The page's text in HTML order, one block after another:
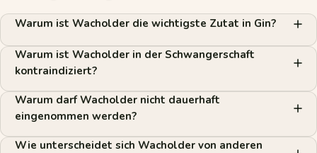
Warum ist Wacholder die wichtigste Zutat in Gin?
Warum ist Wacholder in der Schwangerschaft
kontraindiziert?
Warum darf Wacholder nicht dauerhaft
eingenommen werden?
Wie unterscheidet sich Wacholder von anderen